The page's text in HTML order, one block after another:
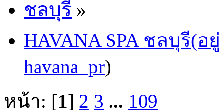
ชลบุรี »
HAVANA SPA ชลบุรี(
havana_pr)
หน้า: [1] 2 3 ... 109